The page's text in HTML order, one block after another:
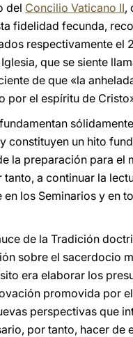
del Concilio Vaticano II,
fidelidad fecunda,
respectivamente el
que se siente
de que «la
por el espíritu de
constituyen un hito
la preparación para el
a continuar la
los Seminarios y en
de la Tradición
sobre el sacerdocio
era elaborar los
promovida por
perspectivas que
por tanto, hacer de